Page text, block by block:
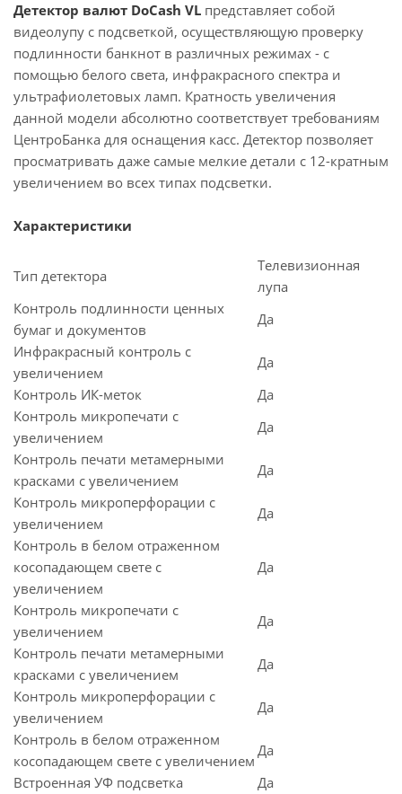
Детектор валют DoCash VL представляет собой
видеолупу с подсветкой, осуществляющую проверку
подлинности банкнот в различных режимах - с
помощью белого света, инфракрасного спектра и
ультрафиолетовых ламп. Кратность увеличения
данной модели абсолютно соответствует требованиям
ЦентроБанка для оснащения касс. Детектор позволяет
просматривать даже самые мелкие детали с 12-кратным
увеличением во всех типах подсветки.
Характеристики
Тип детектора
Телевизионная
лупа
Контроль подлинности ценных
бумаг и документов
Да
Инфракрасный контроль с
увеличением
Да
Контроль ИК-меток
Да
Контроль микропечати с
увеличением
Да
Контроль печати метамерными
красками с увеличением
Да
Контроль микроперфорации с
увеличением
Да
Контроль в белом отраженном
косопадающем свете с
увеличением
Да
Контроль микропечати с
увеличением
Да
Контроль печати метамерными
красками с увеличением
Да
Контроль микроперфорации с
увеличением
Да
Контроль в белом отраженном
косопадающем свете с увеличением
Да
Встроенная УФ подсветка
Да